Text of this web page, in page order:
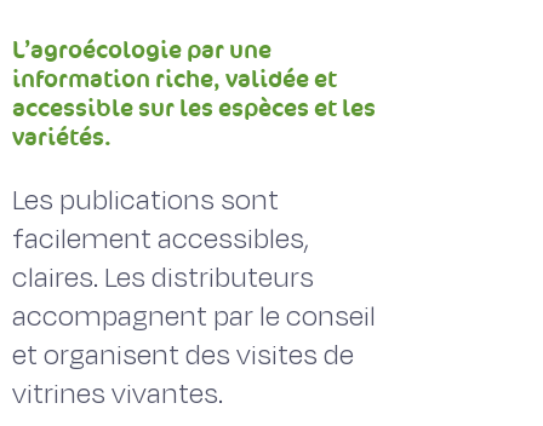
L’agroécologie par une
information riche, validée et
accessible sur les espèces et les
variétés.
Les publications sont
facilement accessibles,
claires. Les distributeurs
accompagnent par le conseil
et organisent des visites de
vitrines vivantes.